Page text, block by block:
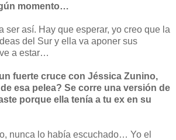
momento…
ser así. Hay que esperar, yo creo que la
del Sur y ella va aponer sus
a estar…
fuerte cruce con Jéssica Zunino,
esa pelea? Se corre una versión de
porque ella tenía a tu ex en su
nunca lo había escuchado… Yo el